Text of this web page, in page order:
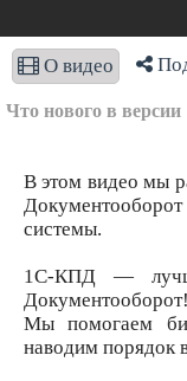
О видео
Что нового в
В этом видео мы
системы.
1С-КПД —
Документооборот!
Мы помогаем
наводим порядок